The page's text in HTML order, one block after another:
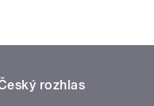
rozhlas